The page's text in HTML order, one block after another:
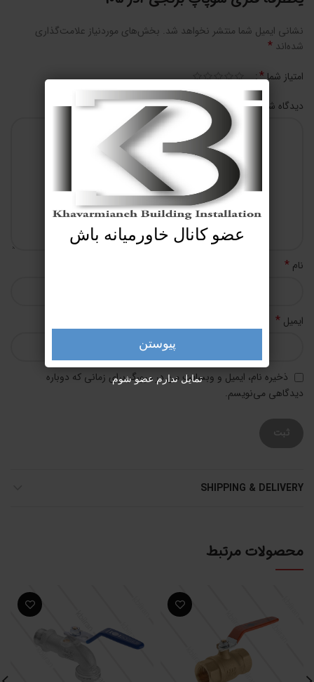
نشانی ایمیل شما منتشر نخواهد شد. بخش‌های موردنیاز علامت‌گذاری
شده‌اند *
امتیاز شما*
دیدگاه شما*
نام *
ایمیل *
ذخیره نام، ایمیل و وبسایت من در مرورگر برای زمانی که دوباره
دیدگاهی می‌نویسم.
SHIPPING & DELIVERY
محصولات مرتبط
عضو کانال خاورمیانه باش
پیوستن
تمایل ندارم عضو شوم